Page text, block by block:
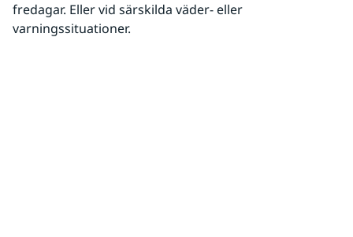
fredagar. Eller vid särskilda väder- eller
varningssituationer.